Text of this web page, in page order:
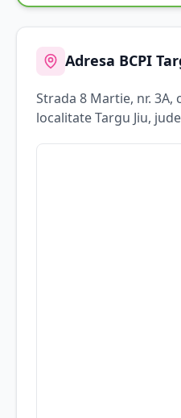
Adresa BCPI
Strada 8 Martie, nr. 3A,
localitateTargu Jiu,